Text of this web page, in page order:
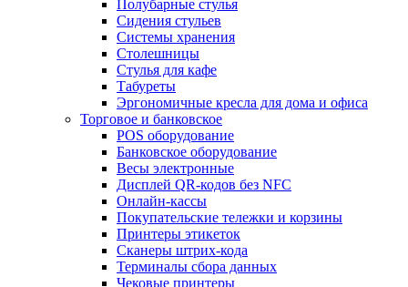
Полубарные стулья
Сидения стульев
Системы хранения
Столешницы
Стулья для кафе
Табуреты
Эргономичные кресла для дома и офиса
Торговое и банковское
POS оборудование
Банковское оборудование
Весы электронные
Дисплей QR-кодов без NFC
Онлайн-кассы
Покупательские тележки и корзины
Принтеры этикеток
Сканеры штрих-кода
Терминалы сбора данных
Чековые принтеры